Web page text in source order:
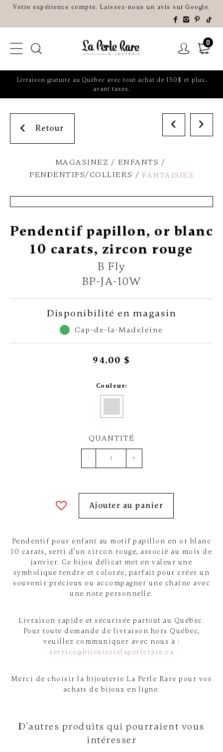
Votre expérience compte. Laissez-nous un avis sur Google.
0
Livraison gratuite au Québec avec tout achat de 150$ et plus,
avant taxes.
Retour
MAGASINEZ
ENFANTS
PENDENTIFS/COLLIERS
FANTAISIES
Pendentif papillon, or blanc
10 carats, zircon rouge
B Fly
BP-JA-10W
Disponibilité en magasin
Cap-de-la-Madeleine
94.00 $
Couleur:
QUANTITÉ
- +
Ajouter au panier
Pendentif pour enfant au motif papillon en or blanc
10 carats, serti d’un zircon rouge, associé au mois de
janvier. Ce bijou délicat met en valeur une
symbolique tendre et colorée, parfait pour créer un
souvenir précieux ou accompagner une chaîne avec
une note personnelle.
Livraison rapide et sécurisée partout au Québec.
Pour toute demande de livraison hors Québec,
veuillez communiquer avec nous à :
service@bijouterielaperlerare.ca
Merci de choisir la bijouterie La Perle Rare pour vos
achats de bijoux en ligne.
D'autres produits qui pourraient vous
intéresser